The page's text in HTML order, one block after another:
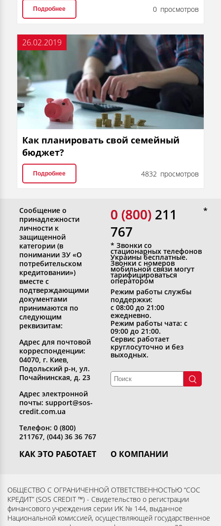
Подробнее 0 просмотров
26.02.2019
Как планировать свой семейный
бюджет?
Подробнее 4832 просмотров
КАК ЭТО РАБОТАЕТ
Вернуть кредит
Вопросы и ответы
Партнерам
О КОМПАНИИ
Раскрытие информации
Контакты
Согласие субъекта на
Сообщение о
принадлежности
личности к
защищенной
категории (в
понимании ЗУ «О
потребительском
кредитовании»)
вместе с
подтверждающими
документами
принимаются по
следующим
реквизитам:
Адрес для почтовой
корреспонденции:
04070, г. Киев,
Подольский р-н, ул.
Почайнинская, д. 23
Адрес электронной
почты: support@sos-
credit.com.ua
Телефон: 0 (800)
211767, (044) 36 36 767
0 (800)
0 (800) 211
767
* Звонки со
стационарных телефонов
Украины бесплатные.
Звонки с номеров
мобильной связи могут
тарифицироваться
оператором
Режим работы службы
поддержки:
с 08:00 до 21:00
ежедневно.
Режим работы чата: с
09:00 до 21:00.
Сервис работает
круглосуточно и без
выходных.
ОБЩЕСТВО С ОГРАНИЧЕННОЙ ОТВЕТСТВЕННОСТЬЮ “СОС
КРЕДИТ” (SOS CREDIT ™) - Свидетельство о регистрации
финансового учреждения серии ИК № 144, выданное
Национальной комиссией, осуществляющей государственное